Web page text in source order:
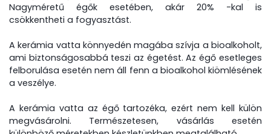
Nagyméretű égők esetében, akár 20% -kal is
csökkentheti a fogyasztást.
A kerámia vatta könnyedén magába szívja a bioalkoholt,
ami biztonságosabbá teszi az égetést. Az égő esetleges
felborulása esetén nem áll fenn a bioalkohol kiömlésének
a veszélye.
A kerámia vatta az égő tartozéka, ezért nem kell külön
megvásárolni. Természetesen, vásárlás esetén